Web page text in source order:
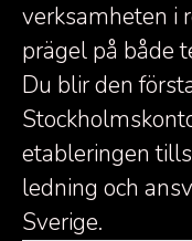
verksamheten i
prägel på både
Du blir den
etableringen
ledning och
Sverige.